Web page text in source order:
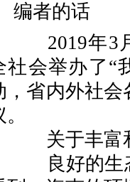
编者的话
2019年3月
社会举办了“
，省内外社
关于丰富和
良好的生态